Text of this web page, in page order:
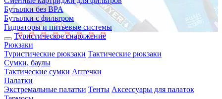
Бутылки без BPA
Бутылки с фильтром
Гидраторы и питьевые системы
Туристическое снаряжение
Рюкзаки
Туристические рюкзаки Тактические рюкзаки
Сумки, баулы
Тактические сумки Аптечки
Палатки
Экстремальные палатки Тенты Аксессуары для палаток